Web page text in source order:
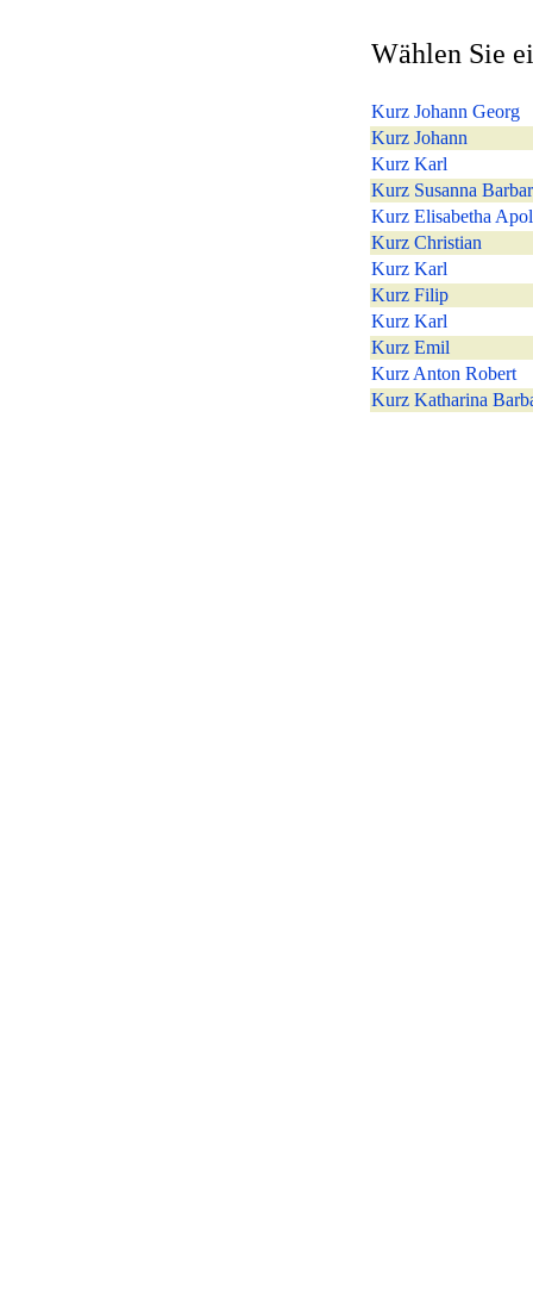
Wählen Sie
Kurz Johann Georg
Kurz Johann
Kurz Karl
Kurz Susanna
Kurz Elisabetha
Kurz Christian
Kurz Karl
Kurz Filip
Kurz Karl
Kurz Emil
Kurz Anton Robert
Kurz Katharina